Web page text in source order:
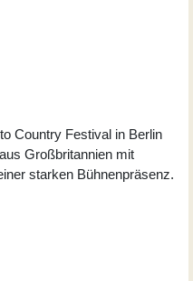
Country Festival in Berlin
Großbritannien mit
starken Bühnenpräsenz.